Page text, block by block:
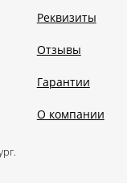
Реквизиты
Отзывы
Гарантии
О компании